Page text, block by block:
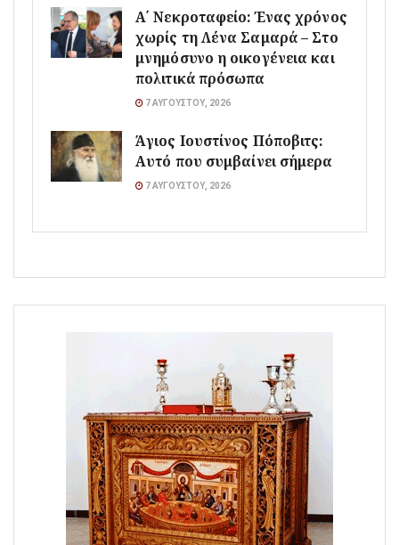
Α΄ Νεκροταφείο: Ένας χρόνος
χωρίς τη Λένα Σαμαρά – Στο
μνημόσυνο η οικογένεια και
πολιτικά πρόσωπα
7 ΑΥΓΟΎΣΤΟΥ, 2026
Άγιος Ιουστίνος Πόποβιτς:
Αυτό που συμβαίνει σήμερα
7 ΑΥΓΟΎΣΤΟΥ, 2026